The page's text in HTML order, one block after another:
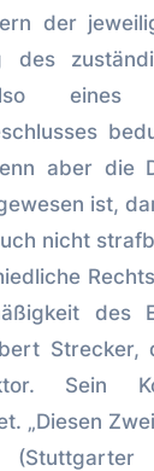
der
des
eines
aber die
ist,
nicht
des
Strecker,
Sein
„Diesen